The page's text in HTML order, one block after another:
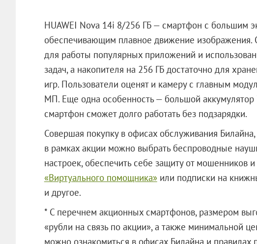
HUAWEI Nova 14i 8/256 ГБ — смартфон с большим
обеспечивающим плавное движение изображения.
для работы популярных приложений и
задач, а накопителя на 256 ГБ достаточно для
игр. Пользователи оценят и камеру с главным
МП. Еще одна особенность — большой аккумулятор
смартфон сможет долго работать без подзарядки.
Совершая покупку в офисах обслуживания
в рамках акции можно выбрать беспроводные
настроек, обеспечить себе защиту от мошенников
«Виртуального помощника»или подписки на
и другое.
* С перечнем акционных смартфонов, размером
«рубли на связь по акции», а также минимальной
можно ознакомиться в офисах Билайна и правилах